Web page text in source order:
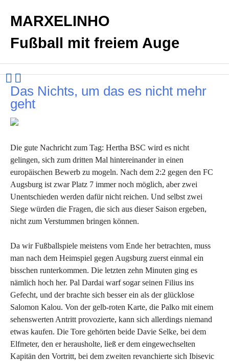
MARXELINHO
Fußball mit freiem Auge
Das Nichts, um das es nicht mehr
geht
Die gute Nachricht zum Tag: Hertha BSC wird es nicht
gelingen, sich zum dritten Mal hintereinander in einen
europäischen Bewerb zu mogeln. Nach dem 2:2 gegen den FC
Augsburg ist zwar Platz 7 immer noch möglich, aber zwei
Unentschieden werden dafür nicht reichen. Und selbst zwei
Siege würden die Fragen, die sich aus dieser Saison ergeben,
nicht zum Verstummen bringen können.
Da wir Fußballspiele meistens vom Ende her betrachten, muss
man nach dem Heimspiel gegen Augsburg zuerst einmal ein
bisschen runterkommen. Die letzten zehn Minuten ging es
nämlich hoch her. Pal Dardai warf sogar seinen Filius ins
Gefecht, und der brachte sich besser ein als der glücklose
Salomon Kalou. Von der gelb-roten Karte, die Palko mit einem
sehenswerten Antritt provozierte, kann sich allerdings niemand
etwas kaufen. Die Tore gehörten beide Davie Selke, bei dem
Elfmeter, den er herausholte, ließ er dem eingewechselten
Kapitän den Vortritt, bei dem zweiten revanchierte sich Ibisevic